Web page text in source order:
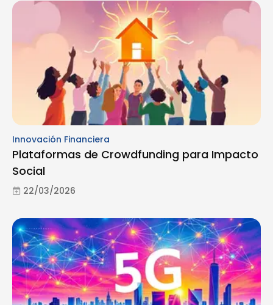
Innovación Financiera
Plataformas de Crowdfunding para Impacto
Social
22/03/2026